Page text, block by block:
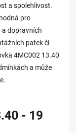
a spolehlivost.
pro
dopravních
patek či
4MC002 13.40
a může
- 19